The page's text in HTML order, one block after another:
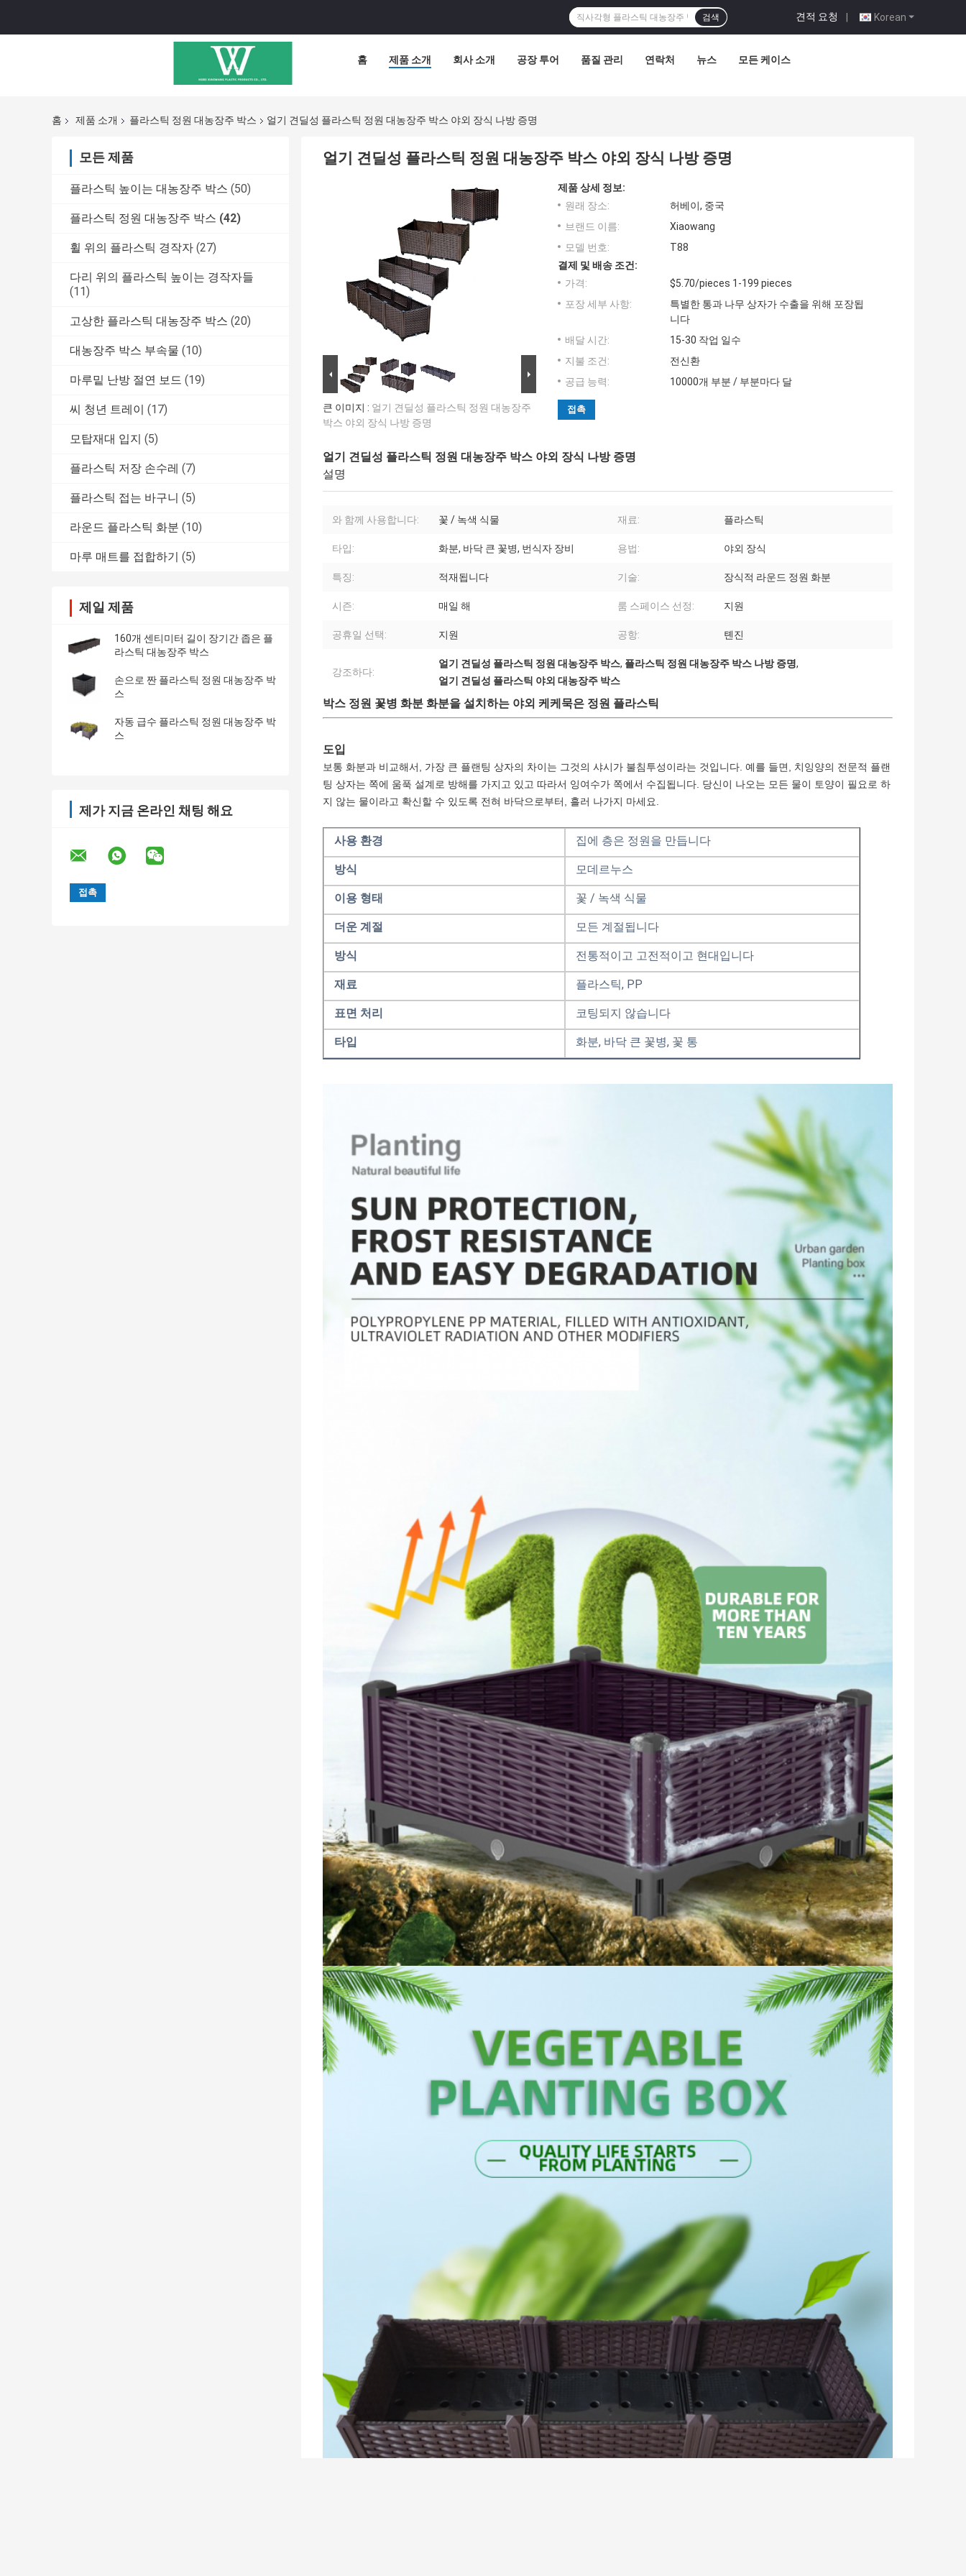
Korean
견적 요청 |
검색
홈 제품 소개 회사 소개 공장 투어 품질 관리 연락처 뉴스 모든 케이스
홈 제품 소개 플라스틱 정원 대농장주 박스 얼기 견딜성 플라스틱 정원 대농장주 박스 야외 장식 나방 증명
모든 제품
플라스틱 높이는 대농장주 박스 (50)
플라스틱 정원 대농장주 박스 (42)
휠 위의 플라스틱 경작자 (27)
다리 위의 플라스틱 높이는 경작자들
(11)
고상한 플라스틱 대농장주 박스 (20)
대농장주 박스 부속물 (10)
마루밑 난방 절연 보드 (19)
씨 청년 트레이 (17)
모탑재대 입지 (5)
플라스틱 저장 손수레 (7)
플라스틱 접는 바구니 (5)
라운드 플라스틱 화분 (10)
마루 매트를 접합하기 (5)
제일 제품
160개 센티미터 길이 장기간 좁은 플
라스틱 대농장주 박스
손으로 짠 플라스틱 정원 대농장주 박
스
자동 급수 플라스틱 정원 대농장주 박
스
제가 지금 온라인 채팅 해요
얼기 견딜성 플라스틱 정원 대농장주 박스 야외 장식 나방 증명
큰 이미지 : 얼기 견딜성 플라스틱 정원 대농장주
박스 야외 장식 나방 증명
제품 상세 정보:
원래 장소:
허베이, 중국
브랜드 이름:
Xiaowang
모델 번호:
T88
결제 및 배송 조건:
가격:
$5.70/pieces 1-199 pieces
포장 세부 사항:
특별한 통과 나무 상자가 수출을 위해 포장됩
니다
배달 시간:
15-30 작업 일수
지불 조건:
전신환
공급 능력:
10000개 부분 / 부분마다 달
접촉
얼기 견딜성 플라스틱 정원 대농장주 박스 야외 장식 나방 증명
설명
와 함께 사용합니다: 꽃 / 녹색 식물 재료: 플라스틱
타입: 화분, 바닥 큰 꽃병, 번식자 장비 용법: 야외 장식
특징: 적재됩니다 기술: 장식적 라운드 정원 화분
시즌: 매일 해 룸 스페이스 선정: 지원
공휴일 선택: 지원 공항: 톈진
강조하다:
얼기 견딜성 플라스틱 정원 대농장주 박스, 플라스틱 정원 대농장주 박스 나방 증명,
얼기 견딜성 플라스틱 야외 대농장주 박스
박스 정원 꽃병 화분 화분을 설치하는 야외 케케묵은 정원 플라스틱
도입
보통 화분과 비교해서, 가장 큰 플랜팅 상자의 차이는 그것의 샤시가 불침투성이라는 것입니다. 예를 들면, 치잉양의 전문적 플랜
팅 상자는 쪽에 움푹 설계로 방해를 가지고 있고 따라서 잉여수가 쪽에서 수집됩니다. 당신이 나오는 모든 물이 토양이 필요로 하
지 않는 물이라고 확신할 수 있도록 전혀 바닥으로부터, 흘러 나가지 마세요.
사용 환경 집에 층은 정원을 만듭니다
방식 모데르누스
이용 형태 꽃 / 녹색 식물
더운 계절 모든 계절됩니다
방식 전통적이고 고전적이고 현대입니다
재료 플라스틱, PP
표면 처리 코팅되지 않습니다
타입 화분, 바닥 큰 꽃병, 꽃 통